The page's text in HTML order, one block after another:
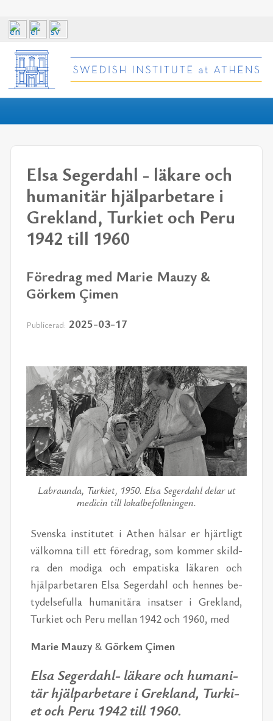
Elsa Segerdahl - läkare och
humanitär hjälparbetare i
Grekland, Turkiet och Peru
1942 till 1960
Föredrag med Marie Mauzy &
Görkem Çimen
Publicerad: 2025-03-17
Labraunda, Turkiet, 1950. Elsa Segerdahl delar ut
medicin till lokalbefolkningen.
Svens­ka in­sti­tu­tet i Athen häl­sar er hjärt­ligt
väl­kom­na till ett fö­re­drag, som kom­mer skild­
ra den mo­di­ga och em­pa­tis­ka lä­ka­ren och
hjälp­ar­be­ta­ren Elsa Se­ger­dahl och hen­nes be­
ty­del­se­ful­la hu­ma­ni­tä­ra in­sat­ser i Gre­kland,
Tur­ki­et och Peru mel­lan 1942 och 1960, med
Ma­rie Mauzy & Gör­kem Çimen
Elsa Se­ger­dahl- lä­ka­re och hu­ma­ni­
tär hjälp­ar­be­ta­re i Gre­kland, Tur­ki­
et och Peru 1942 till 1960.